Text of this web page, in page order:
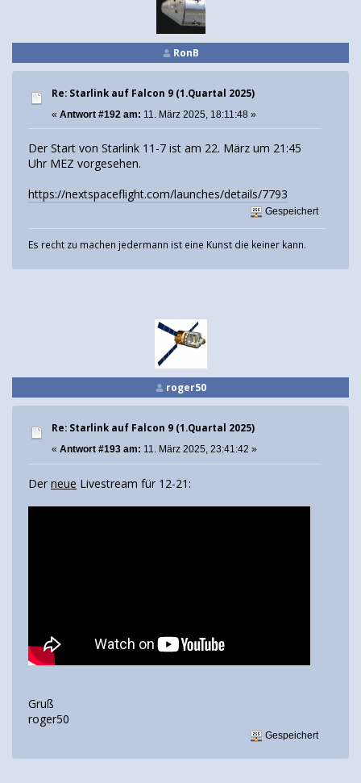
RonB
Re: Starlink auf Falcon 9 (1.Quartal 2025)
« Antwort #192 am: 11. März 2025, 18:11:48 »
Der Start von Starlink 11-7 ist am 22. März um 21:45
Uhr MEZ vorgesehen.
https://nextspaceflight.com/launches/details/7793
Gespeichert
Es recht zu machen jedermann ist eine Kunst die keiner kann.
roger50
Re: Starlink auf Falcon 9 (1.Quartal 2025)
« Antwort #193 am: 11. März 2025, 23:41:42 »
Der neue Livestream für 12-21:
Gruß
roger50
Gespeichert